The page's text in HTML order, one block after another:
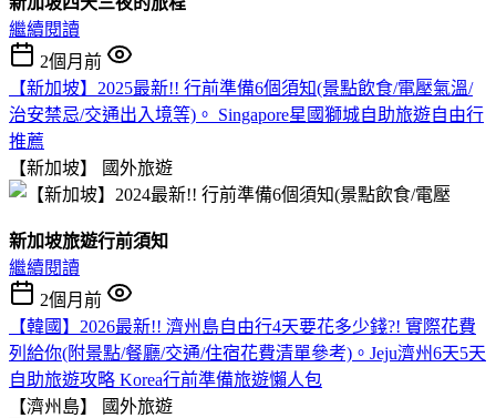
繼續閱讀
2個月前
【新加坡】2025最新!! 行前準備6個須知(景點飲食/電壓氣溫/
治安禁忌/交通出入境等)。 Singapore星國獅城自助旅遊自由行
推薦
【新加坡】
國外旅遊
新加坡旅遊行前須知
繼續閱讀
2個月前
【韓國】2026最新!! 濟州島自由行4天要花多少錢?! 實際花費
列給你(附景點/餐廳/交通/住宿花費清單參考)。Jeju濟州6天5天
自助旅遊攻略 Korea行前準備旅遊懶人包
【濟州島】
國外旅遊